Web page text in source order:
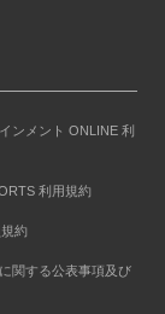
ンメント ONLINE 利
利用規約
約
関する公表事項及び